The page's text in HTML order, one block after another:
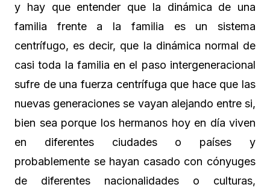
y hay que entender que la dinámica de una
familia frente a la familia es un sistema
centrífugo, es decir, que la dinámica normal de
casi toda la familia en el paso intergeneracional
sufre de una fuerza centrífuga que hace que las
nuevas generaciones se vayan alejando entre si,
bien sea porque los hermanos hoy en día viven
en diferentes ciudades o países y
probablemente se hayan casado con cónyuges
de diferentes nacionalidades o culturas,